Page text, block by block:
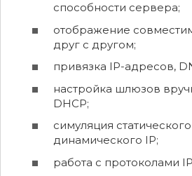
способности сервера;
отображение
друг с другом;
привязка IP-адресов,
настройка шлюзов
DHCP;
симуляция
динамического IP;
работа с протоколами